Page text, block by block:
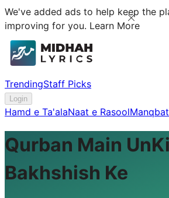
We've added ads to help keep the
improving for you. Learn More
TrendingStaff Picks
Login
Hamd e Ta'alaNaat e RasoolManqbat
Qurban Main UnKi
Bakhshish Ke